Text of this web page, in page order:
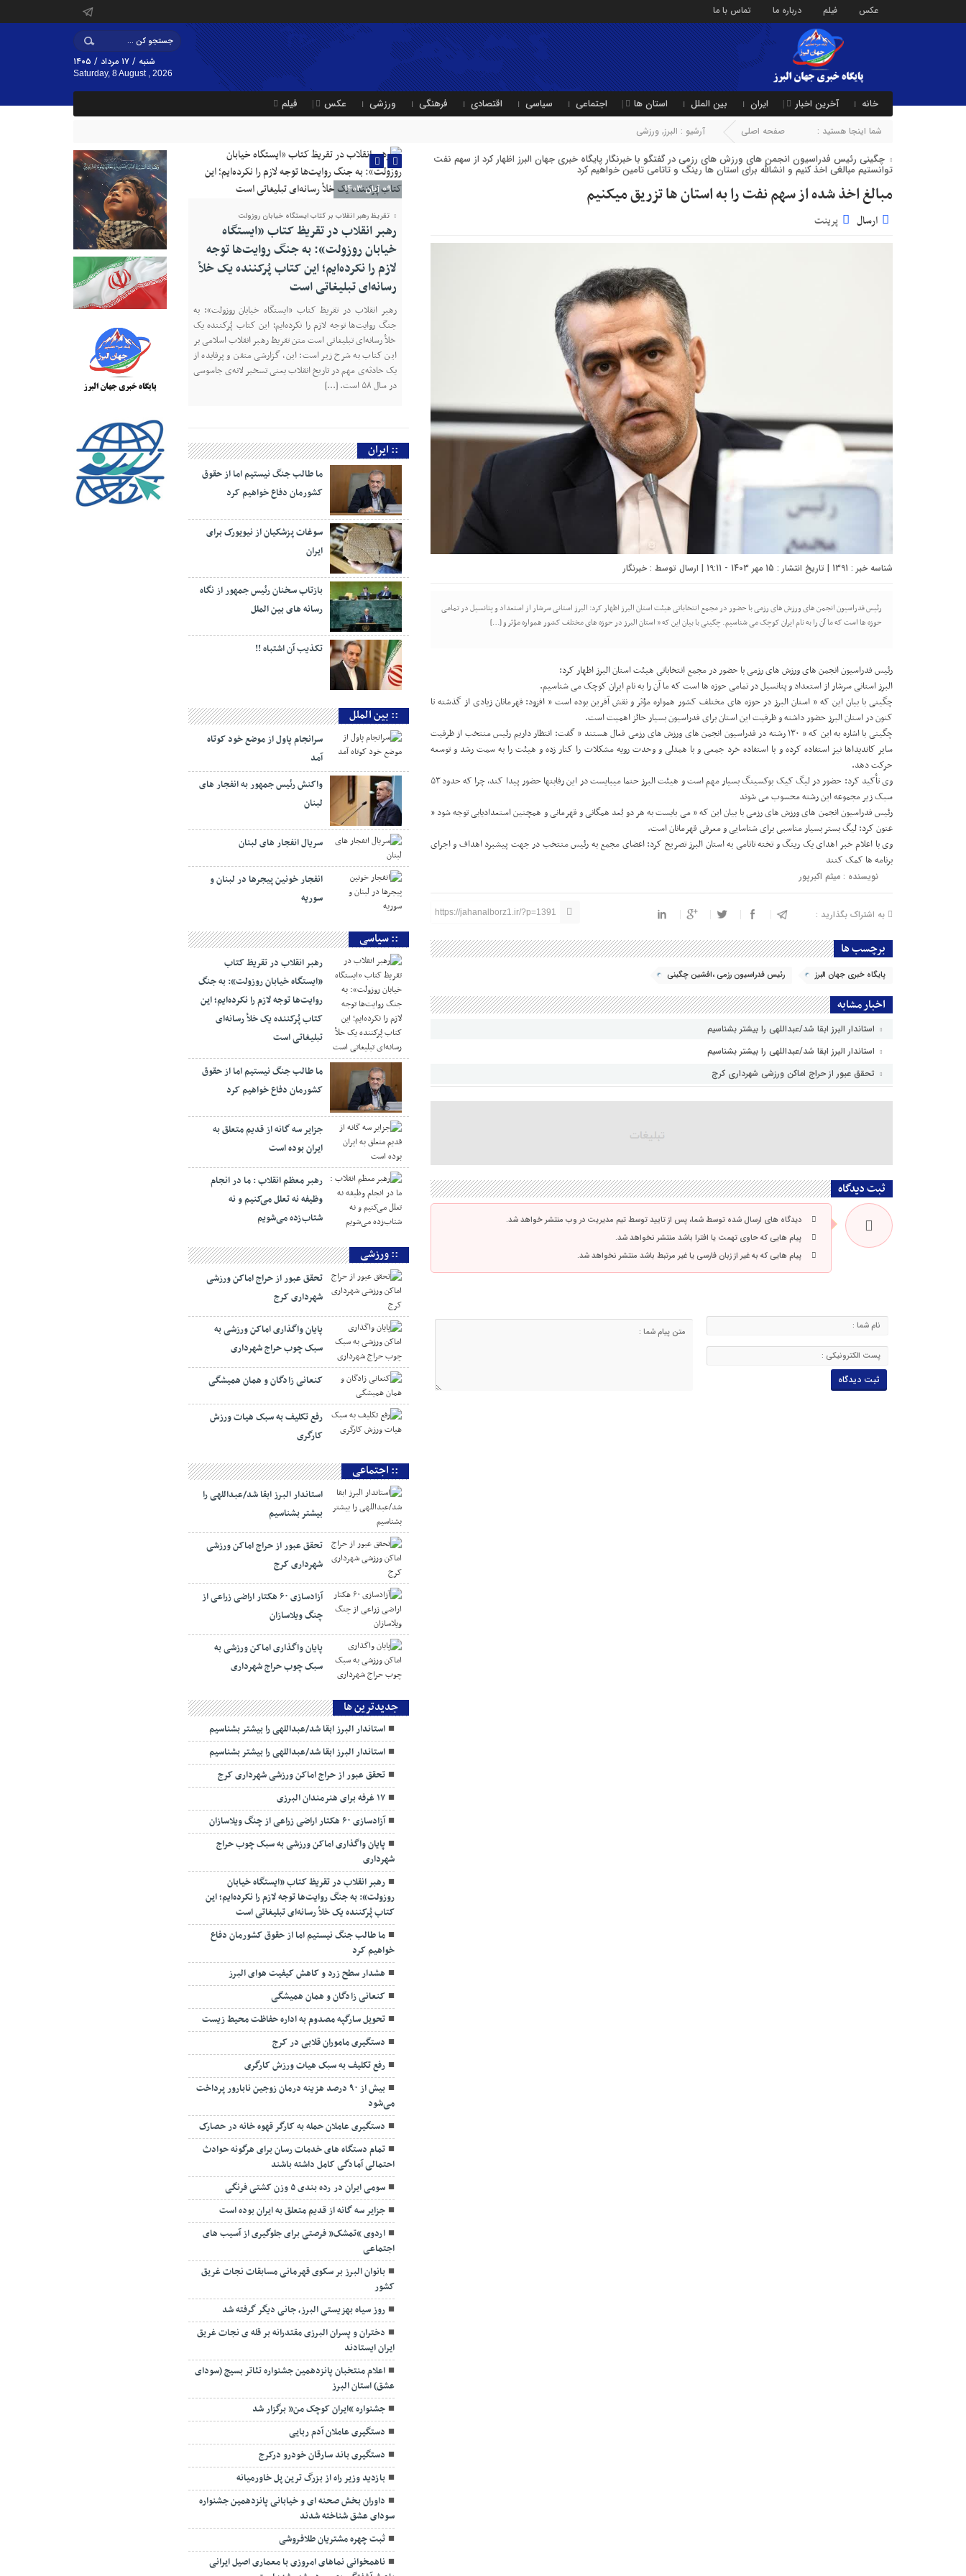
عکس فیلم درباره ما تماس با ما
شنبه / ۱۷ مرداد / ۱۴۰۵
Saturday, 8 August , 2026
خانه آخرین اخبار ایران بین الملل استان ها اجتماعی سیاسی اقتصادی فرهنگی ورزشی عکس فیلم
شما اینجا هستید : صفحه اصلی آرشیو : البرز, ورزشی
چگینی رئیس فدراسیون انجمن های ورزش های رزمی در گفتگو با خبرنگار پایگاه خبری جهان البرز اظهار کرد از سهم نفت
توانستیم مبالغی اخذ کنیم و انشالله برای استان ها رینگ و تاتامی تامین خواهیم کرد
مبالغ اخذ شده از سهم نفت را به استان ها تزریق میکنیم
ارسال پرینت
شناسه خبر : 1391 | تاریخ انتشار : 15 مهر 1403 - 19:11 | ارسال توسط : خبرنگار
رئیس فدراسیون انجمن های ورزش های رزمی با حضور در مجمع انتخاباتی هیئت استان البرز اظهار کرد: البرز استانی سرشار از استعداد و پتانسیل در تمامی
حوزه ها است که ما آن را به نام ایران کوچک می شناسیم. چگینی با بیان این که ” استان البرز در حوزه های مختلف کشور همواره مؤثر و […]
رئیس فدراسیون انجمن های ورزش های رزمی با حضور در مجمع انتخاباتی هیئت استان البرز اظهار کرد:
البرز استانی سرشار از استعداد و پتانسیل در تمامی حوزه ها است که ما آن را به نام ایران کوچک می شناسیم.
چگینی با بیان این که ” استان البرز در حوزه های مختلف کشور همواره مؤثر و نقش آفرین بوده است ” افزود: قهرمانان زیادی از گذشته تا
کنون در استان البرز حضور داشته و ظرفیت این استان برای فدراسیون بسیار حائز اهمیت است.
چگینی با اشاره به این که ” ۱۳۰ رشته در فدراسیون انجمن های ورزش های رزمی فعال هستند ” گفت: انتظار داریم رئیس منتخب از ظرفیت
سایر کاندیداها نیز استفاده کرده و با استفاده خرد جمعی و با همدلی و وحدت رویه مشکلات را کنار زده و هیئت را به سمت رشد و توسعه
حرکت دهد.
وی تأکید کرد: حضور در لیگ کیک بوکسینگ بسیار مهم است و هیئت البرز حتما میبایست در این رقابتها حضور پیدا کند، چرا که حدود ۵۳
سبک زیر مجموعه این رشته محسوب می شوند
رئیس فدراسیون انجمن های ورزش های رزمی با بیان این که ” می بایست به هر دو بُعد همگانی و قهرمانی و همچنین استعدادیابی توجه شود ”
عنون کرد: لیگ بستر بسیار مناسبی برای شناسایی و معرفی قهرمانان است.
وی با اعلام خبر اهدای یک رینگ و تخته تاتامی به استان البرز تصریح کرد: اعضای مجمع به رئیس منتخب در جهت پیشبرد اهداف و اجرای
برنامه ها کمک کنند
نویسنده : میثم اکبرپور
به اشتراک بگذارید : https://jahanalborz1.ir/?p=1391
برچسب ها
پایگاه خبری جهان البرز رئیس فدراسیون رزمی ،افشین چگینی
اخبار مشابه
استاندار البرز ابقا شد/عبداللهی را بیشتر بشناسیم
استاندار البرز ابقا شد/عبداللهی را بیشتر بشناسیم
تحقق عبور از حراج اماکن ورزشی شهرداری کرج
ثبت دیدگاه
دیدگاه های ارسال شده توسط شما، پس از تایید توسط تیم مدیریت در وب منتشر خواهد شد.
پیام هایی که حاوی تهمت یا افترا باشد منتشر نخواهد شد.
پیام هایی که به غیر از زبان فارسی یا غیر مرتبط باشد منتشر نخواهد شد.
09 آبان 1403
تقریظ رهبر انقلاب بر کتاب ایستگاه خیابان روزولت
رهبر انقلاب در تقریظ کتاب «ایستگاه
خیابان روزولت»: به جنگ روایت‌ها توجه
لازم را نکرده‌ایم؛ این کتاب پُرکننده‌ یک خلأ
رسانه‌ای تبلیغاتی است
رهبر انقلاب در تقریظ کتاب «ایستگاه خیابان روزولت»: به
جنگ روایت‌ها توجه لازم را نکرده‌ایم؛ این کتاب پُرکننده‌ یک
خلأ رسانه‌ای تبلیغاتی است متن تقریظ رهبر انقلاب اسلامی بر
این کتاب به شرح زیر است: این، گزارشی متقن و پرفایده از
یک حادثه‌ی مهم در تاریخ انقلاب یعنی تسخیر لانه‌ی جاسوسی
در سال ۵۸ است. […]
:: ایران
ما طالب جنگ نیستیم اما از حقوق
کشورمان دفاع خواهیم کرد
سوغات پزشکیان از نیویورک برای
ایران
بازتاب سخنان رئیس جمهور از نگاه
رسانه های بین الملل
تکذیب آن اشتباه !!
:: بین الملل
سرانجام پاول از موضع خود کوتاه
آمد
واکنش رئیس جمهور به انفجار های
لبنان
سریال انفجار های لبنان
انفجار خونین پیجرها در لبنان و
سوریه
:: سیاسی
رهبر انقلاب در تقریظ کتاب
«ایستگاه خیابان روزولت»: به جنگ
روایت‌ها توجه لازم را نکرده‌ایم؛ این
کتاب پُرکننده‌ یک خلأ رسانه‌ای
تبلیغاتی است
ما طالب جنگ نیستیم اما از حقوق
کشورمان دفاع خواهیم کرد
جزایر سه گانه از قدیم متعلق به
ایران بوده است
رهبر معظم انقلاب : ما در انجام
وظیفه نه تعلل می‌کنیم و نه
شتاب‌زده می‌شویم
:: ورزشی
تحقق عبور از حراج اماکن ورزشی
شهرداری کرج
پایان واگذاری اماکن ورزشی به
سبک چوب حراج شهرداری
کنعانی زادگان و همان همیشگی
رفع تکلیف به سبک هیات ورزش
کارگری
:: اجتماعی
استاندار البرز ابقا شد/عبداللهی را
بیشتر بشناسیم
تحقق عبور از حراج اماکن ورزشی
شهرداری کرج
آزادسازی ۶۰ هکتار اراضی زراعی از
چنگ ویلاسازان
پایان واگذاری اماکن ورزشی به
سبک چوب حراج شهرداری
جديدترين ها
استاندار البرز ابقا شد/عبداللهی را بیشتر بشناسیم
استاندار البرز ابقا شد/عبداللهی را بیشتر بشناسیم
تحقق عبور از حراج اماکن ورزشی شهرداری کرج
۱۷ غرفه برای هنرمندان البرزی
آزادسازی ۶۰ هکتار اراضی زراعی از چنگ ویلاسازان
پایان واگذاری اماکن ورزشی به سبک چوب حراج
شهرداری
رهبر انقلاب در تقریظ کتاب «ایستگاه خیابان
روزولت»: به جنگ روایت‌ها توجه لازم را نکرده‌ایم؛ این
کتاب پُرکننده‌ یک خلأ رسانه‌ای تبلیغاتی است
ما طالب جنگ نیستیم اما از حقوق کشورمان دفاع
خواهیم کرد
هشدار سطح زرد و کاهش کیفیت هوای البرز
کنعانی زادگان و همان همیشگی
تحویل سارگپه مصدوم به اداره حفاظت محیط زیست
دستگیری ماموران قلابی در کرج
رفع تکلیف به سبک هیات ورزش کارگری
بیش از ۹۰ درصد هزینه درمان زوجین نابارور پرداخت
می‌شود
دستگیری عاملان حمله به کارگر قهوه خانه در حصارک
تمام دستگاه های خدمات رسان برای هرگونه حوادث
احتمالی آمادگی کامل داشته باشند
سومی ایران در رده بندی ۵ وزن کشتی فرنگی
جزایر سه گانه از قدیم متعلق به ایران بوده است
اردوی “تمشک” فرصتی برای جلوگیری از آسیب های
اجتماعی
بانوان البرز بر سکوی قهرمانی مسابقات نجات غریق
کشور
روز سیاه بهزیستی البرز، جانی دیگر گرفته شد
دختران و پسران البرزی مقتدرانه بر قله ی نجات غریق
ایران ایستادند
اعلام منتخبان پانزدهمین جشنواره تئاتر بسیج (سودای
عشق) استان البرز
جشنواره “ایران کوچک من” برگزار شد
دستگیری عاملان آدم ربایی
دستگیری باند سارقان خودرو درکرج
بازدید وزیر راه از بزرگ ترین پل خاورمیانه
داوران بخش صحنه ای و خیابانی پانزدهمین جشنواره
سودای عشق شناخته شدند
ثبت چهره مشتریان طلافروشی
ناهمخوانی نماهای امروزی با معماری اصیل ایرانی